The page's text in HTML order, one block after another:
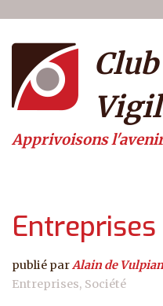
Menu du
Apprivoisons
publié parAlain de Vulpian
Entreprises Société